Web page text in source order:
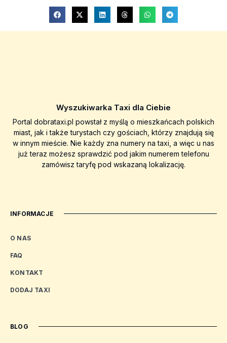
Wyszukiwarka Taxi dla Ciebie
Portal dobrataxi.pl powstał z myślą o mieszkańcach polskich
miast, jak i także turystach czy gościach, którzy znajdują się
w innym mieście. Nie każdy zna numery na taxi, a więc u nas
już teraz możesz sprawdzić pod jakim numerem telefonu
zamówisz taryfę pod wskazaną lokalizację.
INFORMACJE
O NAS
FAQ
KONTAKT
DODAJ TAXI
BLOG